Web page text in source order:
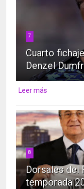
7
Cuarto
Denzel
Leer más
8
Dorsales del
temporada